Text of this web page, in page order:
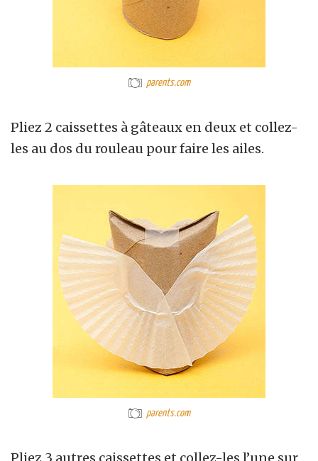
parents.com
Pliez 2 caissettes à gâteaux en deux et collez-
les au dos du rouleau pour faire les ailes.
parents.com